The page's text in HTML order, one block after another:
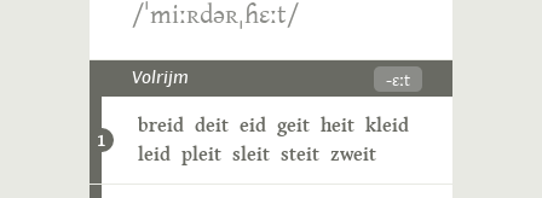
/ˈmiːʀdəʀˌɦɛːt/
Volrijm -ɛːt
1
breid deit eid geit heit kleid
leid pleit sleit steit zweit